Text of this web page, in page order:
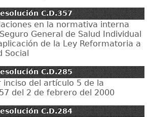
C.D.357
en la normativa interna
General de Salud Individual
de la Ley Reformatoria a
Social
C.D.285
del artículo 5 de la
del 2 de febrero del 2000
C.D.284